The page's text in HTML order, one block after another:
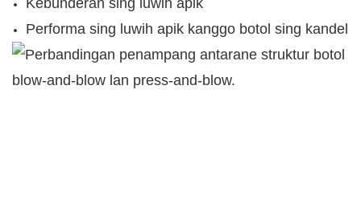
Kebunderan sing luwih apik
Performa sing luwih apik kanggo botol sing kandel